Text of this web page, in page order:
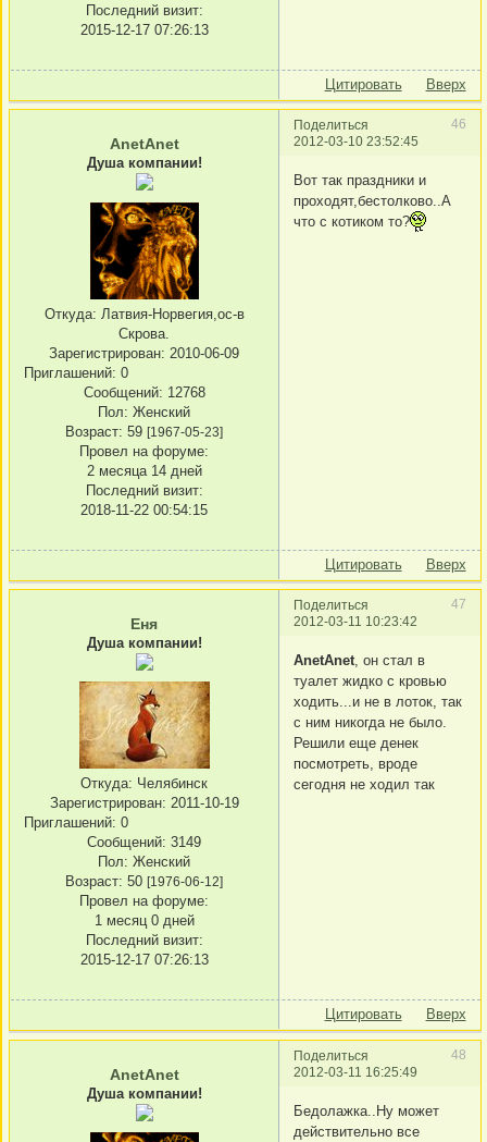
Последний визит:
2015-12-17 07:26:13
Цитировать Вверх
Поделиться
46
2012-03-10 23:52:45
AnetAnet
Душа компании!
Откуда: Латвия-Норвегия,ос-в
Скрова.
Зарегистрирован: 2010-06-09
Приглашений: 0
Сообщений: 12768
Пол: Женский
Возраст: 59 [1967-05-23]
Провел на форуме:
2 месяца 14 дней
Последний визит:
2018-11-22 00:54:15
Вот так праздники и
проходят,бестолково..А
что с котиком то?
Цитировать Вверх
Поделиться
47
2012-03-11 10:23:42
Еня
Душа компании!
Откуда: Челябинск
Зарегистрирован: 2011-10-19
Приглашений: 0
Сообщений: 3149
Пол: Женский
Возраст: 50 [1976-06-12]
Провел на форуме:
1 месяц 0 дней
Последний визит:
2015-12-17 07:26:13
AnetAnet , он стал в
туалет жидко с кровью
ходить...и не в лоток, так
с ним никогда не было.
Решили еще денек
посмотреть, вроде
сегодня не ходил так
Цитировать Вверх
Поделиться
48
2012-03-11 16:25:49
AnetAnet
Душа компании!
Бедолажка..Ну может
действительно все